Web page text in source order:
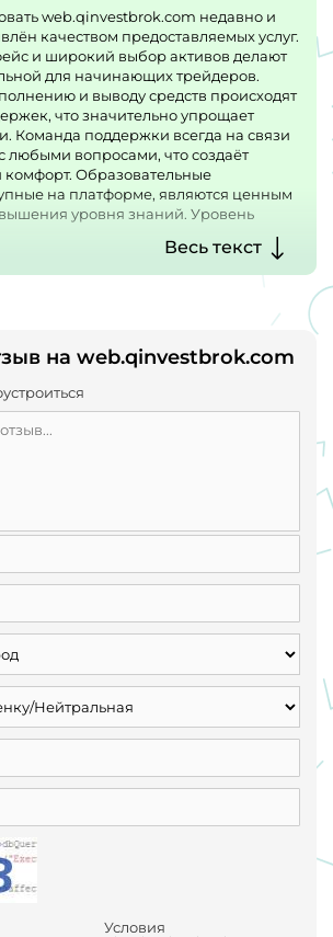
web.qinvestbrok.com недавно и
качеством предоставляемых услуг.
и широкий выбор активов делают
для начинающих трейдеров.
и выводу средств происходят
что значительно упрощает
Команда поддержки всегда на связи
любыми вопросами, что создаёт
комфорт. Образовательные
на платформе, являются ценным
уровня знаний. Уровень
данных на web.qinvestbrok.com
что вызывает доверие. Я
всем, кто хочет успешно
рынках.
Весь текст
на web.qinvestbrok.com
Условия